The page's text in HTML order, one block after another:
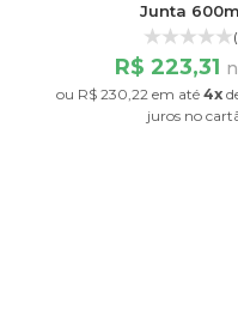
Junta
R$ 223,31
ou R$ 230,22 em até4x
jurosno